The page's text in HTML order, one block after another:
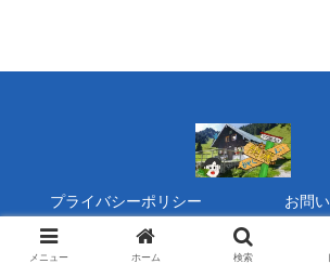
プライバシーポリシー お問
Copyright © 2020 タヌキの『開運』家族運営
メニュー ホーム 検索